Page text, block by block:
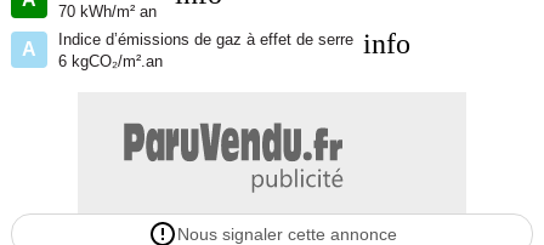
70 kWh/m² an
A
Indice d’émissions de gaz à effet de serre
6 kgCO₂/m².an
info
Nous signaler cette annonce